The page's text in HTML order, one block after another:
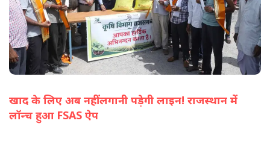
खाद के लिए अब नहीं लगानी पड़ेगी लाइन! राजस्थान में
लॉन्च हुआ FSAS ऐप